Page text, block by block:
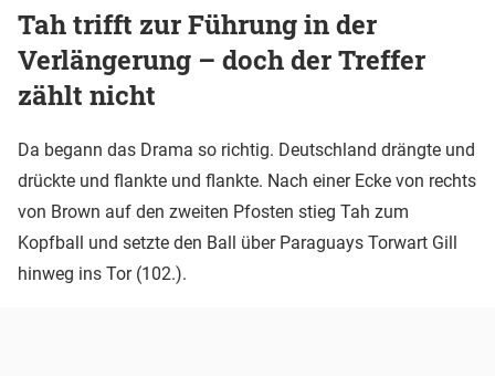
Tah trifft zur Führung in der
Verlängerung – doch der Treffer
zählt nicht
Da begann das Drama so richtig. Deutschland drängte und
drückte und flankte und flankte. Nach einer Ecke von rechts
von Brown auf den zweiten Pfosten stieg Tah zum
Kopfball und setzte den Ball über Paraguays Torwart Gill
hinweg ins Tor (102.).